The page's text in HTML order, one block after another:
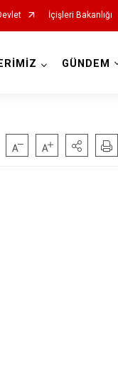
İçişleri Bakanlığı
GÜNDEM